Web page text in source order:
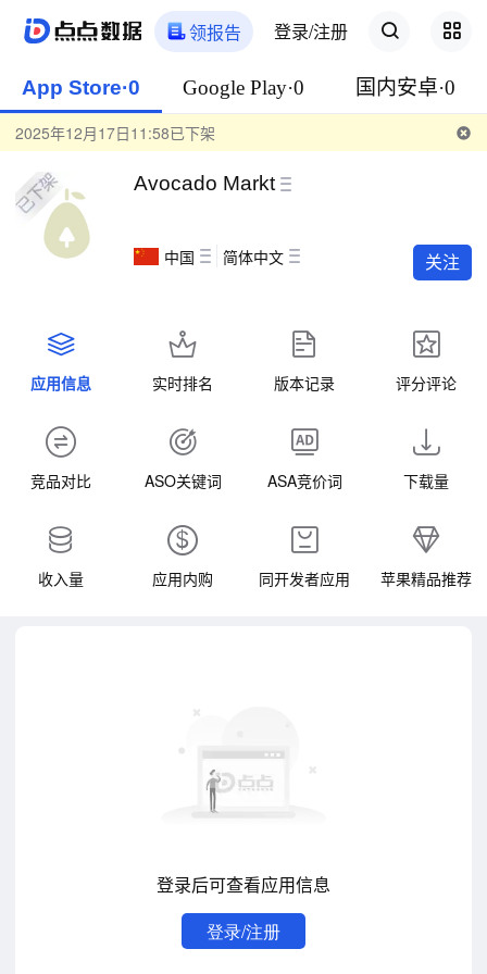
领报告 登录/注册
App Store·0 Google Play·0 国内安卓·0
2025年12月17日11:58已下架
Avocado Markt
中国 简体中文 关注
应用信息 实时排名 版本记录 评分评论
竞品对比 ASO关键词 ASA竞价词 下载量
收入量 应用内购 同开发者应用 苹果精品推荐
登录后可查看应用信息
登录/注册